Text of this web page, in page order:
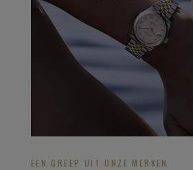
EEN GREEP UIT ONZE MERKEN